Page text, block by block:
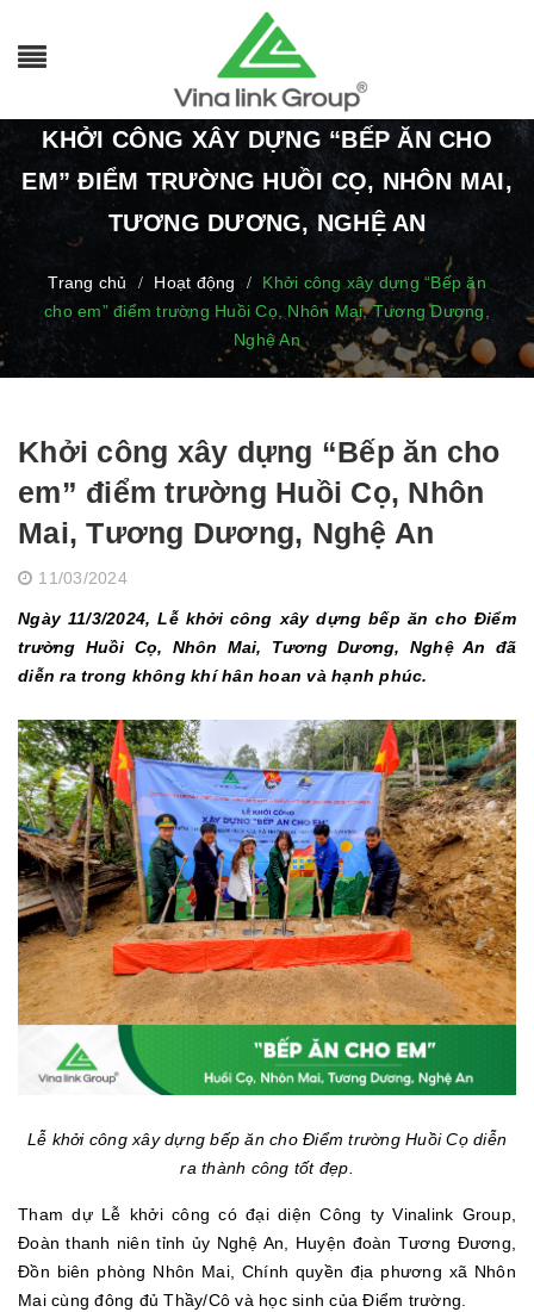
KHỞI CÔNG XÂY DỰNG “BẾP ĂN CHO
EM” ĐIỂM TRƯỜNG HUỒI CỌ, NHÔN MAI,
TƯƠNG DƯƠNG, NGHỆ AN
Trang chủ / Hoạt động /
Khởi công xây dựng “Bếp ăn
cho em” điểm trường Huồi Cọ, Nhôn Mai, Tương Dương,
Nghệ An
Khởi công xây dựng “Bếp ăn cho
em” điểm trường Huồi Cọ, Nhôn
Mai, Tương Dương, Nghệ An
11/03/2024
Ngày 11/3/2024, Lễ khởi công xây dựng bếp ăn cho Điểm
trường Huồi Cọ, Nhôn Mai, Tương Dương, Nghệ An đã
diễn ra trong không khí hân hoan và hạnh phúc.
Lễ khởi công xây dựng bếp ăn cho Điểm trường Huồi Cọ diễn
ra thành công tốt đẹp.
Tham dự Lễ khởi công có đại diện Công ty Vinalink Group,
Đoàn thanh niên tỉnh ủy Nghệ An, Huyện đoàn Tương Đương,
Đồn biên phòng Nhôn Mai, Chính quyền địa phương xã Nhôn
Mai cùng đông đủ Thầy/Cô và học sinh của Điểm trường.